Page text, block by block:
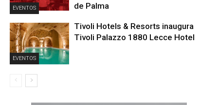
EVENTOS
de Palma
EVENTOS
Tivoli Hotels & Resorts inaugura
Tivoli Palazzo 1880 Lecce Hotel